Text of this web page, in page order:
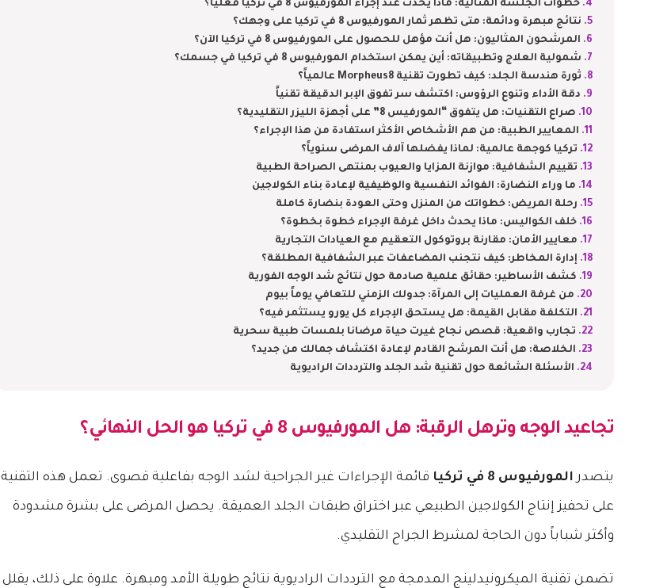
خطوات الجلسة المثالية: ماذا يحدث عند إجراء المورفيوس 8 في تركيا فعلياً؟
نتائج مبهرة ودائمة: متى تظهر ثمار المورفيوس 8 في تركيا على وجهك؟
المرشحون المثاليون: هل أنت مؤهل للحصول على المورفيوس 8 في تركيا الآن؟
شمولية العلاج وتطبيقاته: أين يمكن استخدام المورفيوس 8 في تركيا في جسمك؟
ثورة هندسة الجلد: كيف تطورت تقنية Morpheus8 عالمياً؟
دقة الأداء وتنوع الرؤوس: اكتشف سر تفوق الإبر الدقيقة تقنياً
صراع التقنيات: هل يتفوق “المورفيس 8” على أجهزة الليزر التقليدية؟
المعايير الطبية: من هم الأشخاص الأكثر استفادة من هذا الإجراء؟
تركيا كوجهة عالمية: لماذا يفضلها آلاف المرضى سنوياً؟
تقييم الشفافية: موازنة المزايا والعيوب بمنتهى الصراحة الطبية
ما وراء النضارة: الفوائد النفسية والوظيفية لإعادة بناء الكولاجين
رحلة المريض: خطواتك من المنزل وحتى العودة بنضارة كاملة
خلف الكواليس: ماذا يحدث داخل غرفة الإجراء خطوة بخطوة؟
معايير الأمان: مقارنة بروتوكول التعقيم مع العيادات التجارية
إدارة المخاطر: كيف نتجنب المضاعفات عبر الشفافية المطلقة؟
كشف الأساطير: حقائق علمية صادمة حول نتائج شد الوجه الفورية
من غرفة العمليات إلى المرآة: جدولك الزمني للتعافي يوماً بيوم
التكلفة مقابل القيمة: هل يستحق الإجراء كل يورو يستثمر فيه؟
تجارب واقعية: قصص نجاح غيرت حياة مرضانا بلمسات طبية سحرية
الخلاصة: هل أنت المرشح القادم لإعادة اكتشاف جمالك من جديد؟
الأسئلة الشائعة حول تقنية شد الجلد والترددات الراديوية
تجاعيد الوجه وترهل الرقبة: هل المورفيوس 8 في تركيا هو الحل النهائي؟
يتصدرالمورفيوس 8 في تركيا قائمة الإجراءات غير الجراحية لشد الوجه بفاعلية قصوى. تعمل هذه التقنية
على تحفيز إنتاج الكولاجين الطبيعي عبر اختراق طبقات الجلد العميقة. يحصل المرضى على بشرة مشدودة
وأكثر شباباً دون الحاجة لمشرط الجراح التقليدي.
تضمن تقنية الميكرونيدلينج المدمجة مع الترددات الراديوية نتائج طويلة الأمد ومبهرة. علاوة على ذلك، يقلل